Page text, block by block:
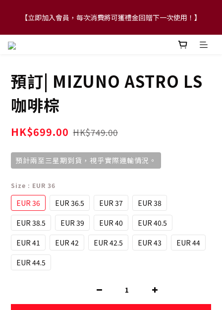
【FLASH SALE 兩件指定現貨產品即享88折】
【立即加入會員，每次消費將可獲禮金回贈下一次使用！】
【FLASH SALE 兩件指定現貨產品即享88折】
預訂| MIZUNO ASTRO LS
咖啡棕
HK$699.00 HK$749.00
預計兩至三星期到貨，視乎實際運輸情況。
Size : EUR 36
EUR 36 EUR 36.5 EUR 37
EUR 38
EUR 38.5
EUR 39 EUR 40
EUR 40.5
EUR 41
EUR 42 EUR 42.5 EUR 43
EUR 44
EUR 44.5